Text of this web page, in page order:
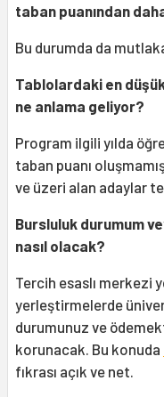
taban puanından
Bu durumda da
Tablolardaki en
ne anlama geliyor?
Program ilgili yılda
taban puanı
ve üzeri alan adaylar
Bursluluk durumum
nasıl olacak?
Tercih esaslı merkezi
yerleştirmelerde
durumunuz ve
korunacak. Bu konuda
fıkrası açık ve net.